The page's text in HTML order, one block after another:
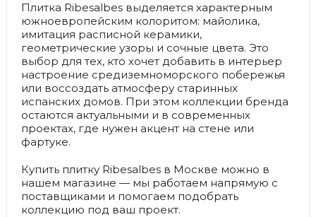
Плитка Ribesalbes выделяется характерным
южноевропейским колоритом: майолика,
имитация расписной керамики,
геометрические узоры и сочные цвета. Это
выбор для тех, кто хочет добавить в интерьер
настроение средиземноморского побережья
или воссоздать атмосферу старинных
испанских домов. При этом коллекции бренда
остаются актуальными и в современных
проектах, где нужен акцент на стене или
фартуке.
Купить плитку Ribesalbes в Москве можно в
нашем магазине — мы работаем напрямую с
поставщиками и помогаем подобрать
коллекцию под ваш проект.